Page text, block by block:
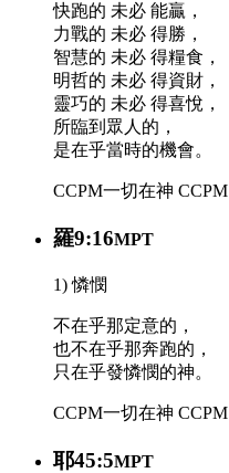
快跑的 未必 能贏，
力戰的 未必 得勝，
智慧的 未必 得糧食，
明哲的 未必 得資財，
靈巧的 未必 得喜悅，
所臨到眾人的，
是在乎當時的機會。
CCPM一切在神 CCPM
羅9:16MPT
1) 憐憫
不在乎那定意的，
也不在乎那奔跑的，
只在乎發憐憫的神。
CCPM一切在神 CCPM
耶45:5MPT